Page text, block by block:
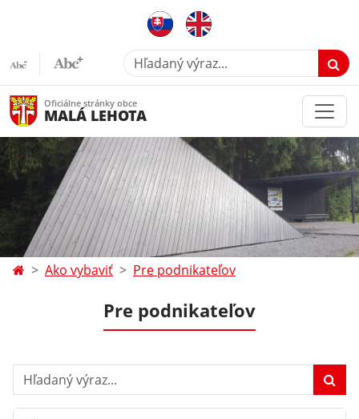
Hľadaný výraz...
Oficiálne stránky obce
MALÁ LEHOTA
Ako vybaviť Pre podnikateľov
Pre podnikateľov
Hľadaný výraz...